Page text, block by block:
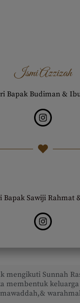
Ismi Azzizah
Bapak Budiman &
Bapak Sawiji Rahmat
mengikuti Sunnah
membentuk
mawaddah,&